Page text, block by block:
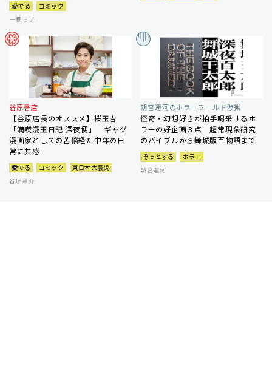
愛でる
コミック
一穂ミチ
谷原書店
【谷原店長のオススメ】桜玉吉
「満喫漫玉日記 深夜便」 ギャグ
漫画家としての苦悩経た中年の日
常に共感
愛でる コミック
東日本大震災
谷原章介
朝宮運河のホラーワールド渉猟
怪奇・幻想好きが拍手喝采するホ
ラーの好企画３点 超常現象研究
のバイブルから舞城版百物語まで
ぞっとする
ホラー
朝宮運河